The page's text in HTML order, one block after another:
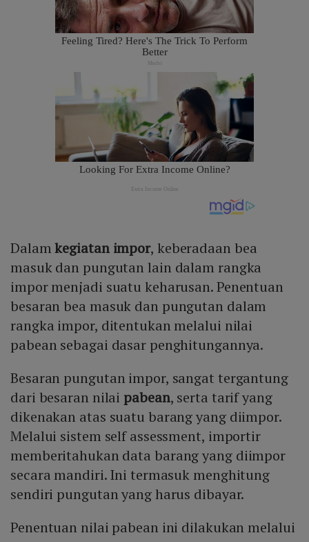
Dalamkegiatan impor, keberadaan bea
masuk dan pungutan lain dalam rangka
impor menjadi suatu keharusan. Penentuan
besaran bea masuk dan pungutan dalam
rangka impor, ditentukan melalui nilai
pabean sebagai dasar penghitungannya.
Besaran pungutan impor, sangat tergantung
dari besaran nilaipabean, serta tarif yang
dikenakan atas suatu barang yang diimpor.
Melalui sistem self assessment, importir
memberitahukan data barang yang diimpor
secara mandiri. Ini termasuk menghitung
sendiri pungutan yang harus dibayar.
Penentuan nilai pabean ini dilakukan melalui